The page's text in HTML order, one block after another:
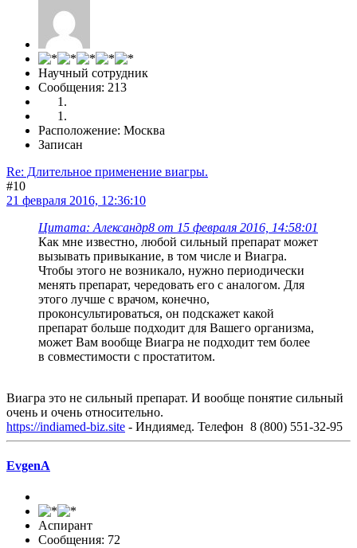
Научный сотрудник
Сообщения: 213
Расположение: Москва
Записан
Re: Длительное применение виагры.
#10
21 февраля 2016, 12:36:10
Цитата: Александр8 от 15 февраля 2016, 14:58:01
Как мне известно, любой сильный препарат может
вызывать привыкание, в том числе и Виагра.
Чтобы этого не возникало, нужно периодически
менять препарат, чередовать его с аналогом. Для
этого лучше с врачом, конечно,
проконсультироваться, он подскажет какой
препарат больше подходит для Вашего организма,
может Вам вообще Виагра не подходит тем более
в совместимости с простатитом.
Виагра это не сильный препарат. И вообще понятие сильный
очень и очень относительно.
https://indiamed-biz.site - Индиямед. Телефон 8 (800) 551-32-95
EvgenA
Аспирант
Сообщения: 72